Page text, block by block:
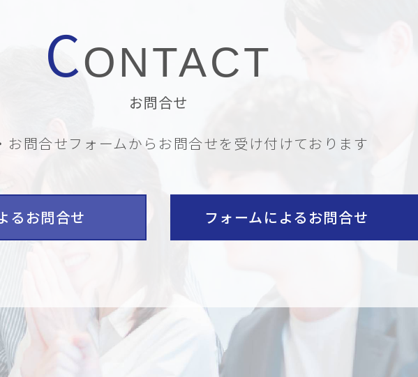
CONTACT
お問合せ
お問合せフォームから お問合せを受け付けております
るお問合せ フォームによるお問合せ